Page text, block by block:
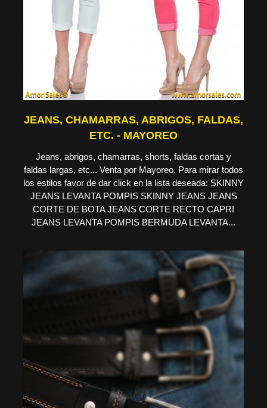
JEANS, CHAMARRAS, ABRIGOS, FALDAS,
ETC. - MAYOREO
Jeans, abrigos, chamarras, shorts, faldas cortas y
faldas largas, etc... Venta por Mayoreo. Para mirar todos
los estilos favor de dar click en la lista deseada: SKINNY
JEANS LEVANTA POMPIS SKINNY JEANS JEANS
CORTE DE BOTA JEANS CORTE RECTO CAPRI
JEANS LEVANTA POMPIS BERMUDA LEVANTA...